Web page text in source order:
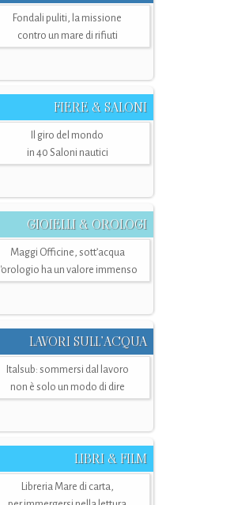
Fondali puliti, la missione
contro un mare di rifiuti
FIERE & SALONI
Il giro del mondo
in 40 Saloni nautici
GIOIELLI & OROLOGI
Maggi Officine, sott’acqua
l'orologio ha un valore immenso
LAVORI SULL’ACQUA
Italsub: sommersi dal lavoro
non è solo un modo di dire
LIBRI & FILM
Libreria Mare di carta,